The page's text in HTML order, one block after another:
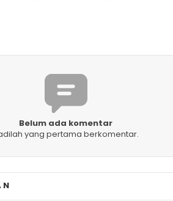
Belum ada komentar
yang pertama berkomentar.